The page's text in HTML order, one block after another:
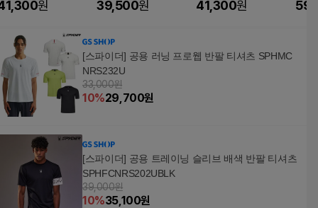
반팔 티셔츠 SOLM
원
티셔츠 SOJMCNRS31
39,500원
운드 반팔 티셔츠 SOL
41,300원
러
[스파이더] 공용 러닝 프로웹 반팔 티셔츠 SPHMC
NRS232U
33,000원
10%29,700원
[스파이더] 공용 트레이닝 슬리브 배색 반팔 티셔츠
SPHFCNRS202UBLK
39,000원
10%35,100원